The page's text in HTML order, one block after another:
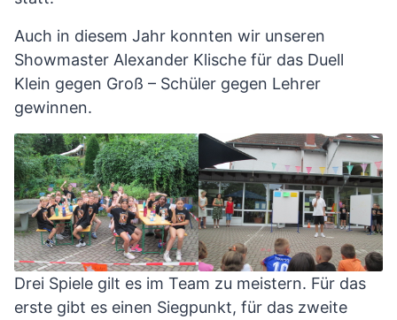
Auch in diesem Jahr konnten wir unseren
Showmaster Alexander Klische für das Duell
Klein gegen Groß – Schüler gegen Lehrer
gewinnen.
Drei Spiele gilt es im Team zu meistern. Für das
erste gibt es einen Siegpunkt, für das zweite